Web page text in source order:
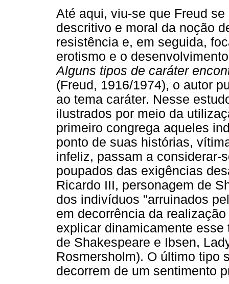
Até aqui, viu-se que Freud
descritivo e moral da noção
resistência e, em seguida,
erotismo e o
Alguns tipos de caráter
(Freud, 1916/1974), o autor
ao tema caráter. Nesse
ilustrados por meio da
primeiro congrega aqueles
ponto de suas histórias,
infeliz, passam a considerar-
poupados das exigências
Ricardo III, personagem de
dos indivíduos "arruinados
em decorrência da
explicar dinamicamente
de Shakespeare e Ibsen,
Rosmersholm). O último tipo
decorrem de um sentimento